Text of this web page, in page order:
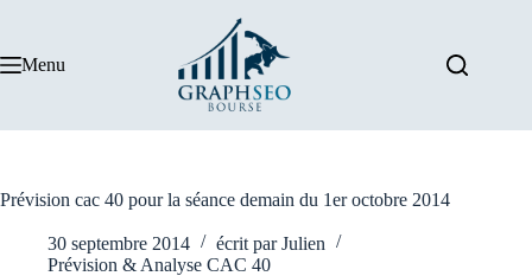
Menu
Prévision cac 40 pour la séance demain du 1er octobre 2014
30 septembre 2014 écrit par Julien
Prévision & Analyse CAC 40